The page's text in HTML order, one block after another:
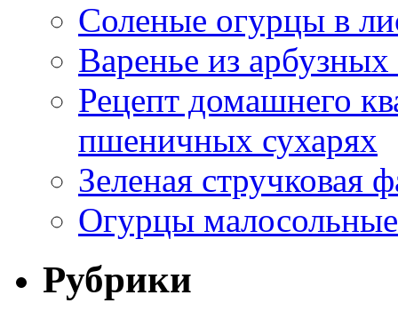
Соленые огурцы в
Варенье из
Рецепт домашнего
пшеничных сухарях
Зеленая стручковая
Огурцы
Рубрики